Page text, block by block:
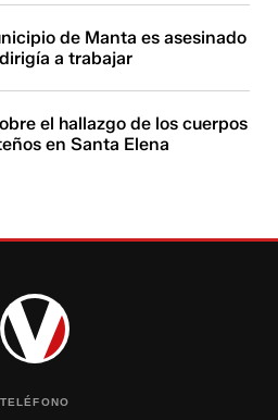
de Manta es asesinado
a trabajar
el hallazgo de los cuerpos
en Santa Elena
TELÉFONO